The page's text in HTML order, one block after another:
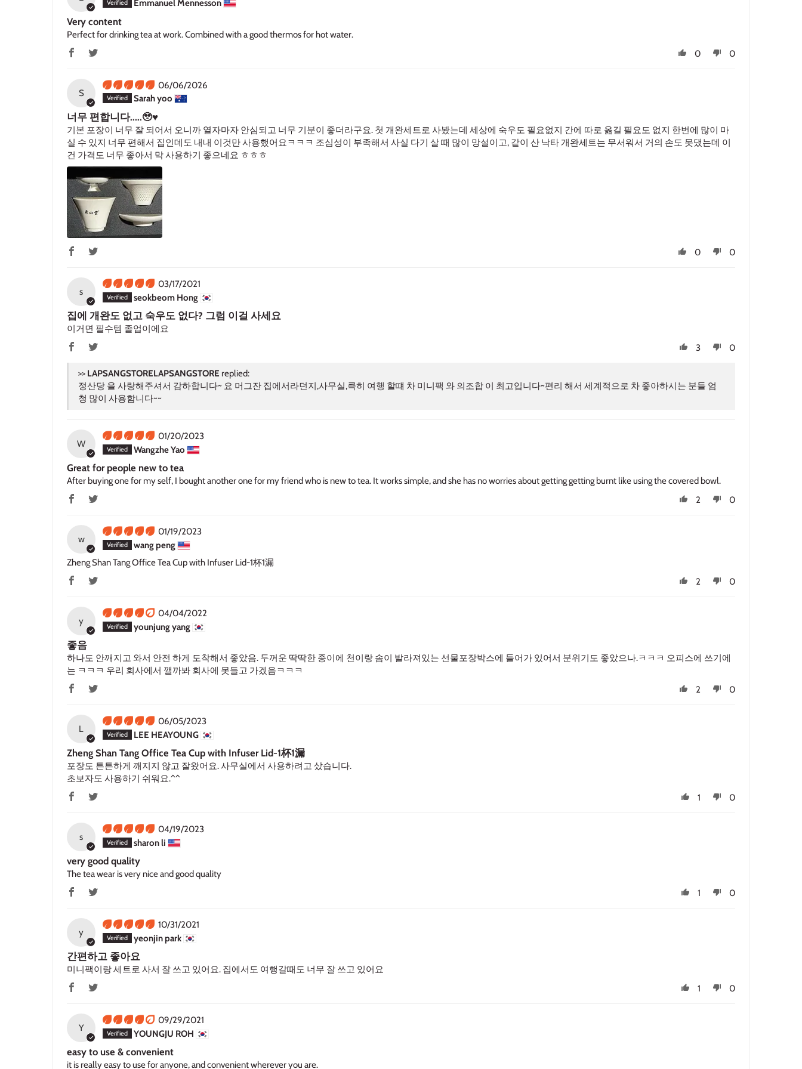
Emmanuel Mennesson
Very content
Perfect for drinking tea at work. Combined with a good thermos for hot water.
0
0
S
06/06/2026
Sarah yoo
너무 편합니다.....🥹♥️
기본 포장이 너무 잘 되어서 오니까 열자마자 안심되고 너무 기분이 좋더라구요. 첫 개완세트로 사봤는데 세상에 숙우도 필요없지 간에 따로 옮길 필요도 없지 한번에 많이 마
실 수 있지 너무 편해서 집인데도 내내 이것만 사용했어요ㅋㅋㅋ 조심성이 부족해서 사실 다기 살 때 많이 망설이고, 같이 산 낙타 개완세트는 무서워서 거의 손도 못댔는데 이
건 가격도 너무 좋아서 막 사용하기 좋으네요 ㅎㅎㅎ
0 0
s
03/17/2021
seokbeom Hong
집에 개완도 없고 숙우도 없다? 그럼 이걸 사세요
이거면 필수템 졸업이에요
3
0
>> LAPSANGSTORE replied:
정산당 을 사랑해주셔서 감하합니다~ 요 머그잔 집에서라던지,사무실,큭히 여행 할떄 차 미니팩 와 의조합 이 최고입니다~편리 해서 세계적으로 차 좋아하시는 분들 엄
청 많이 사용함니다~~
W
01/20/2023
Wangzhe Yao
Great for people new to tea
After buying one for my self, I bought another one for my friend who is new to tea. It works simple, and she has no worries about getting getting burnt like using the covered bowl.
2
0
w
01/19/2023
wang peng
Zheng Shan Tang Office Tea Cup with Infuser Lid-1杯1漏
2
0
y
04/04/2022
younjung yang
좋음
하나도 안깨지고 와서 안전 하게 도착해서 좋았음. 두꺼운 딱딱한 종이에 천이랑 솜이 발라져있는 선물포장박스에 들어가 있어서 분위기도 좋았으나.ㅋㅋㅋ 오피스에 쓰기에
는 ㅋㅋㅋ 우리 회사에서 깰까봐 회사에 못들고 가겠음ㅋㅋㅋ
2
0
L
06/05/2023
LEE HEAYOUNG
Zheng Shan Tang Office Tea Cup with Infuser Lid-1杯1漏
포장도 튼튼하게 깨지지 않고 잘왔어요. 사무실에서 사용하려고 샀습니다.
초보자도 사용하기 쉬워요.^^
1
0
s
04/19/2023
sharon li
very good quality
The tea wear is very nice and good quality
1
0
y
10/31/2021
yeonjin park
간편하고 좋아요
미니팩이랑 세트로 사서 잘 쓰고 있어요. 집에서도 여행갈때도 너무 잘 쓰고 있어요
1
0
Y
09/29/2021
YOUNGJU ROH
easy to use & convenient
it is really easy to use for anyone, and convenient wherever you are.